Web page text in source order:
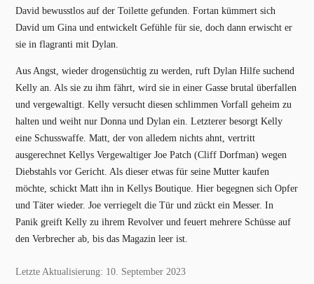
David bewusstlos auf der Toilette gefunden. Fortan kümmert sich
David um Gina und entwickelt Gefühle für sie, doch dann erwischt er
sie in flagranti mit Dylan.
Aus Angst, wieder drogensüchtig zu werden, ruft Dylan Hilfe suchend
Kelly an. Als sie zu ihm fährt, wird sie in einer Gasse brutal überfallen
und vergewaltigt. Kelly versucht diesen schlimmen Vorfall geheim zu
halten und weiht nur Donna und Dylan ein. Letzterer besorgt Kelly
eine Schusswaffe. Matt, der von alledem nichts ahnt, vertritt
ausgerechnet Kellys Vergewaltiger Joe Patch (Cliff Dorfman) wegen
Diebstahls vor Gericht. Als dieser etwas für seine Mutter kaufen
möchte, schickt Matt ihn in Kellys Boutique. Hier begegnen sich Opfer
und Täter wieder. Joe verriegelt die Tür und zückt ein Messer. In
Panik greift Kelly zu ihrem Revolver und feuert mehrere Schüsse auf
den Verbrecher ab, bis das Magazin leer ist.
Letzte Aktualisierung: 10. September 2023